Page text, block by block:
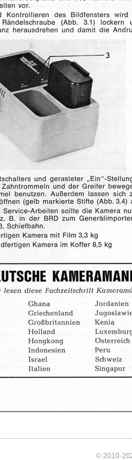
© 2010-